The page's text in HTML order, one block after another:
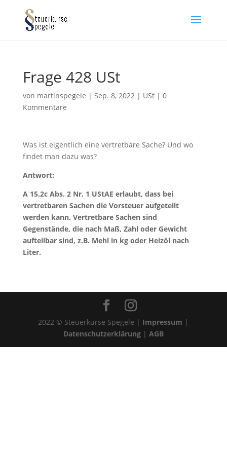
Frage 428 USt
von martinspegele | Sep. 8, 2022| USt| 0
Kommentare
Was ist eigentlich eine vertretbare Sache? Und wo
findet man dazu was?
Antwort:
A 15.2c Abs. 2 Nr. 1 UStAE erlaubt, dass bei
vertretbaren Sachen die Vorsteuer aufgeteilt
werden kann. Vertretbare Sachen sind
Gegenstände, die nach Maß, Zahl oder Gewicht
aufteilbar sind, z.B. Mehl in kg oder Heizöl nach
Liter.
2022 © Steuerkurse Spegele | Impressum |
Datenschutzerklärung| AGB